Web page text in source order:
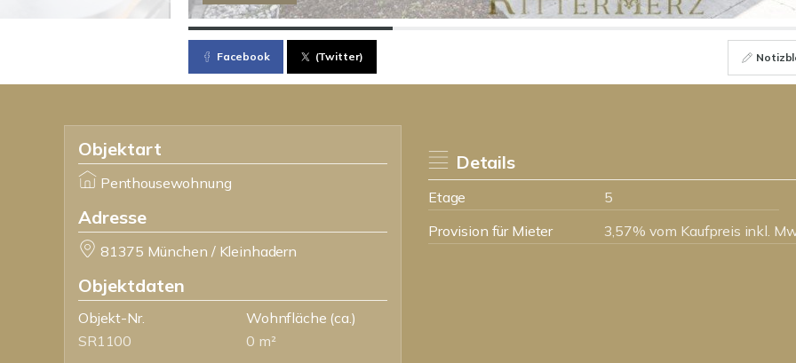
Facebook (Twitter)
Objektart
Penthousewohnung
Adresse
81375 München / Kleinhadern
Objektdaten
Objekt-Nr.
SR1100
Wohnfläche (ca.)
0 m²
Details
Etage
5
Provision für Mieter
3,57% vom Kaufpreis inkl.